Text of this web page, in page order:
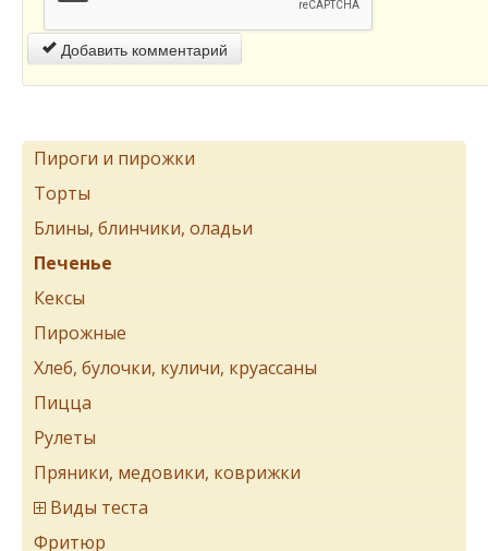
Добавить комментарий
Пироги и пирожки
Торты
Блины, блинчики, оладьи
Печенье
Кексы
Пирожные
Хлеб, булочки, куличи, круассаны
Пицца
Рулеты
Пряники, медовики, коврижки
Виды теста
Фритюр